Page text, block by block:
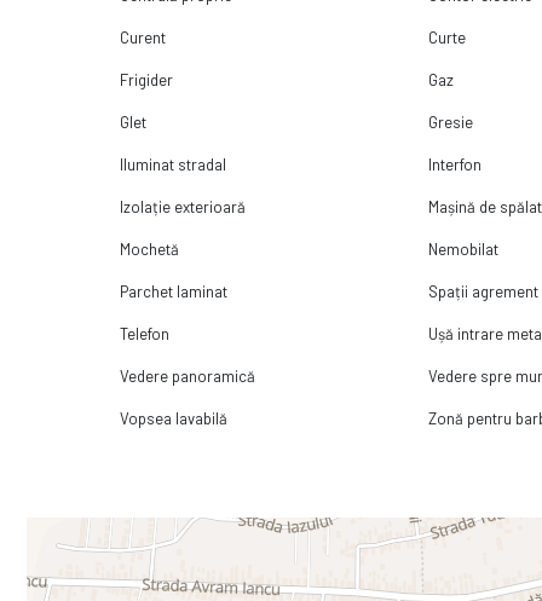
Curent Curte
Frigider Gaz
Glet Gresie
Iluminat stradal Interfon
Izolație exterioară Mașină de
Mochetă Nemobilat
Parchet laminat Spații agrement
Telefon Ușă intrare
Vedere panoramică Vedere spre
Vopsea lavabilă Zonă pentru